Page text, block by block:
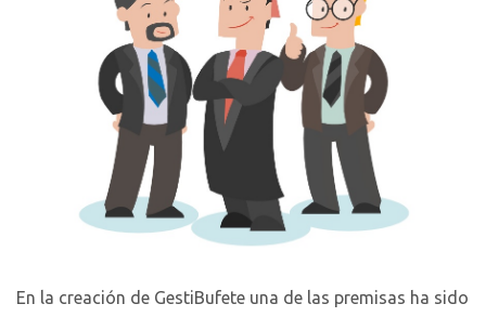
En la creación de GestiBufete una de las premisas ha sido